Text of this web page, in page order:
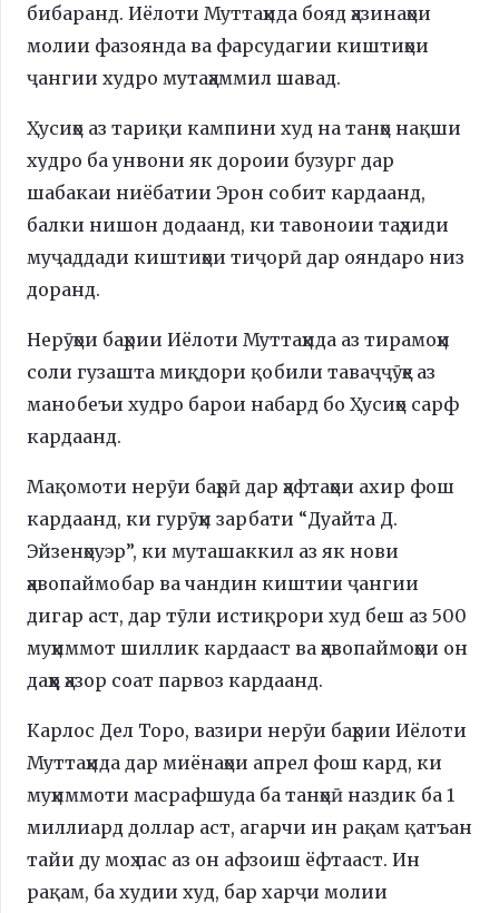
бибаранд. Иёлоти Муттаҳида бояд ҳазинаҳои
молии фазоянда ва фарсудагии киштиҳои
ҷангии худро мутаҳаммил шавад.
Ҳусиҳо аз тариқи кампини худ на танҳо нақши
худро ба унвони як дороии бузург дар
шабакаи ниёбатии Эрон собит кардаанд,
балки нишон додаанд, ки тавоноии таҳдиди
муҷаддади киштиҳои тиҷорӣ дар ояндаро низ
доранд.
Нерӯҳои баҳрии Иёлоти Муттаҳида аз тирамоҳи
соли гузашта миқдори қобили таваҷҷӯҳе аз
манобеъи худро барои набард бо Ҳусиҳо сарф
кардаанд.
Мақомоти нерӯи баҳрӣ дар ҳафтаҳои ахир фош
кардаанд, ки гурӯҳи зарбати “Дуайта Д.
Эйзенҳоуэр”, ки муташаккил аз як нови
ҳавопаймобар ва чандин киштии ҷангии
дигар аст, дар тӯли истиқрори худ беш аз 500
муҳиммот шиллик кардааст ва ҳавопаймоҳои он
даҳҳо ҳазор соат парвоз кардаанд.
Карлос Дел Торо, вазири нерӯи баҳрии Иёлоти
Муттаҳида дар миёнаҳои апрел фош кард, ки
муҳиммоти масрафшуда ба танҳоӣ наздик ба 1
миллиард доллар аст, агарчи ин рақам қатъан
тайи ду моҳ пас аз он афзоиш ёфтааст. Ин
рақам, ба худии худ, бар харҷи молии